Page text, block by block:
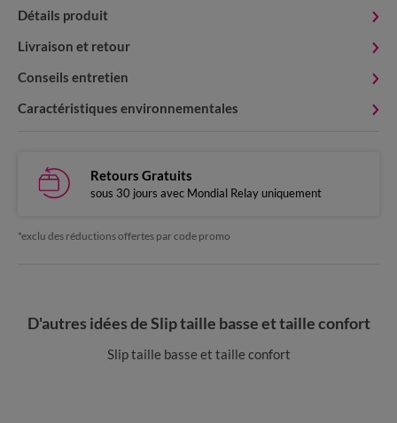
Détails produit
Livraison et retour
Conseils entretien
Caractéristiques environnementales
Retours Gratuits
sous 30 jours avec Mondial Relay uniquement
*exclu des réductions offertes par code promo
D'autres idées de Slip taille basse et taille confort
Slip taille basse et taille confort